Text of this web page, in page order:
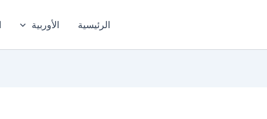
الرئيسية الأوربية